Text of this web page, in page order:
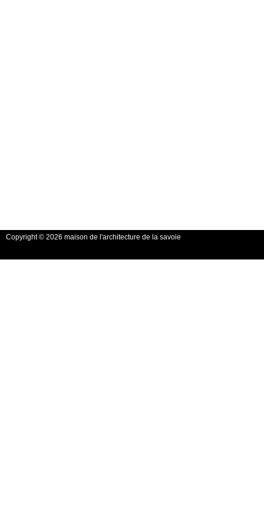
Copyright © 2026 maison de l'architecture de la savoie